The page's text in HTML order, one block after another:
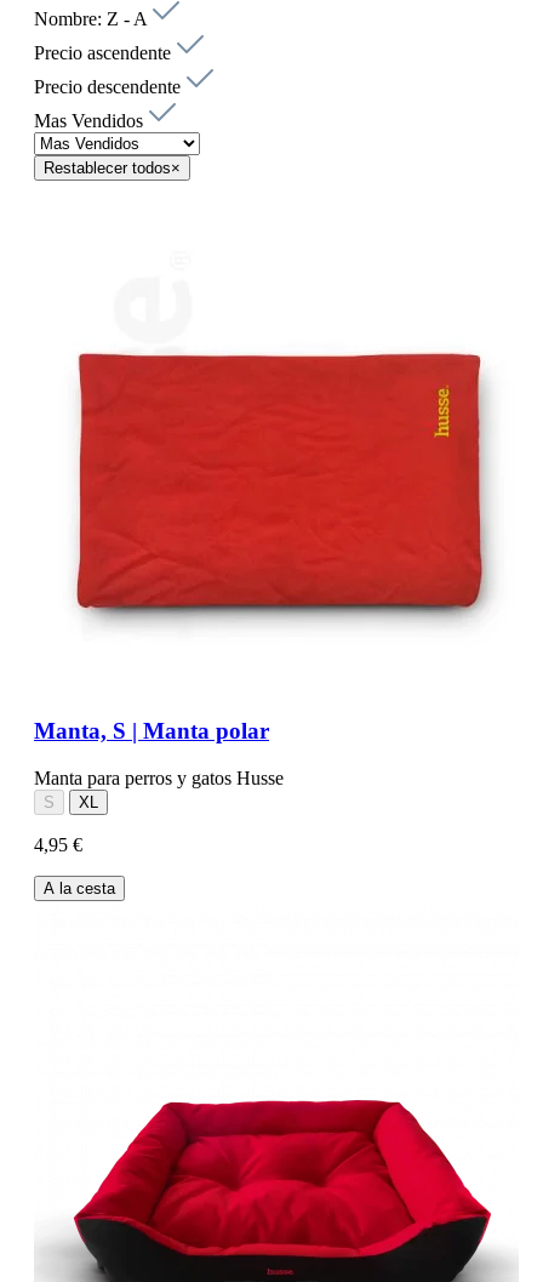
Nombre: Z - A
Precio ascendente
Precio descendente
Mas Vendidos
Restablecer todos×
Manta, S | Manta polar
Manta para perros y gatos Husse
S XL
4,95 €
A la cesta